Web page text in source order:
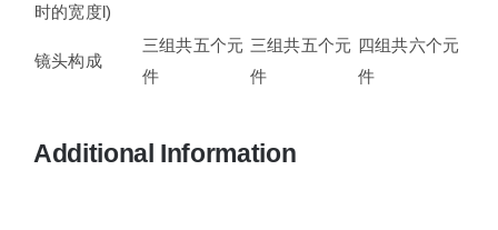
时的宽度l)
镜头构成
三组共五个元
件
三组共五个元
件
四组共六个元
件
Additional Information